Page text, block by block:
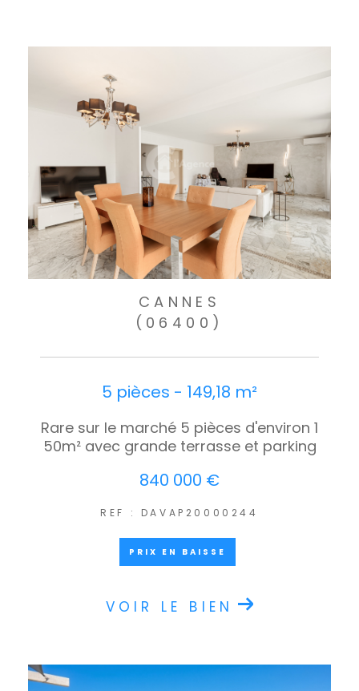
CANNES
(06400)
5 pièces - 149,18 m²
Rare sur le marché 5 pièces d'environ 1
50m² avec grande terrasse et parking
840 000 €
REF : DAVAP20000244
PRIX EN BAISSE
VOIR LE BIEN